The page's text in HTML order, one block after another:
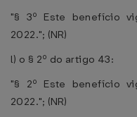
"§ 3º Este benefício
2022."; (NR)
l) o § 2º do artigo 43:
"§ 2º Este benefício
2022."; (NR)